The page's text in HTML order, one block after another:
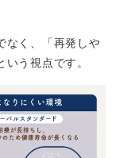
なく、「再発しや
う視点です。